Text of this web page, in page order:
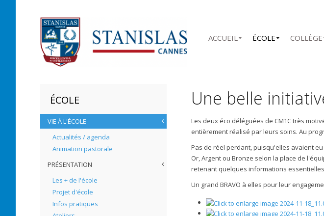
ACCUEIL ÉCOLE COLLÈGE
Une belle
Les deux éco déléguées de CM1C très
entièrement réalisé par leurs soins. Au
Pas de réel perdant, puisqu'elles avaient
Or, Argent ou Bronze selon la place de
retenant quelques informations
Un grand BRAVO à elles pour leur
ÉCOLE
VIE À L'ÉCOLE
Actualités / agenda
Animation pastorale
PRÉSENTATION
Les + de l'école
Projet d'école
Infos pratiques